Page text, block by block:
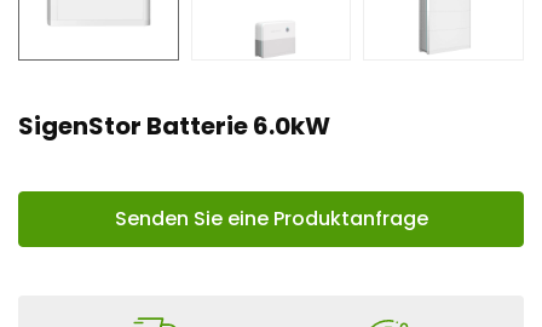
SigenStor Batterie 6.0kW
Senden Sie eine Produktanfrage